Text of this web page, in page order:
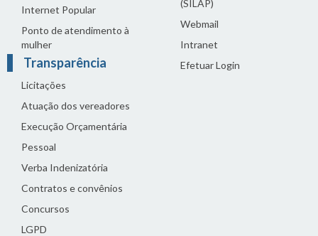
Internet Popular
Ponto de atendimento à
mulher
Transparência
Licitações
Atuação dos vereadores
Execução Orçamentária
Pessoal
Verba Indenizatória
Contratos e convênios
Concursos
LGPD
(SILAP)
Webmail
Intranet
Efetuar Login